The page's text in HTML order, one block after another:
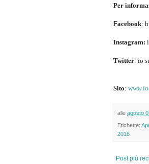
Per
Facebook:
Instagram:
Twitter: io
Sito:
alle agosto
Etichette:
2016
Post più